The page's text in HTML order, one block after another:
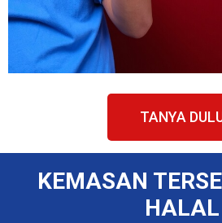
TANYA
KEMASAN
HALAL